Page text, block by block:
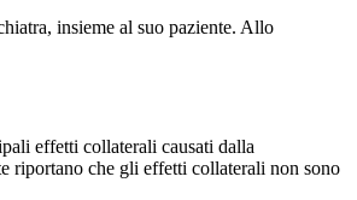
insieme al suo paziente. Allo
effetti collaterali causati dalla
riportano che gli effetti collaterali non sono